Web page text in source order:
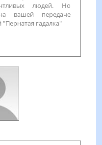
людей. Но
вашей передаче
гадалка"